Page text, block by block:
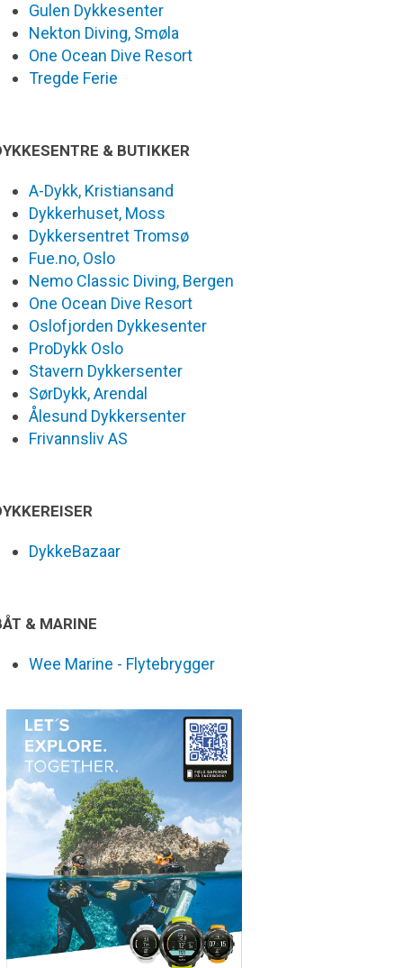
Gulen Dykkesenter
Nekton Diving, Smøla
One Ocean Dive Resort
Tregde Ferie
& BUTIKKER
A-Dykk, Kristiansand
Dykkerhuset, Moss
Dykkersentret Tromsø
Fue.no, Oslo
Nemo Classic Diving, Bergen
One Ocean Dive Resort
Oslofjorden Dykkesenter
ProDykk Oslo
Stavern Dykkersenter
SørDykk, Arendal
Ålesund Dykkersenter
Frivannsliv AS
DykkeBazaar
& MARINE
Wee Marine - Flytebrygger